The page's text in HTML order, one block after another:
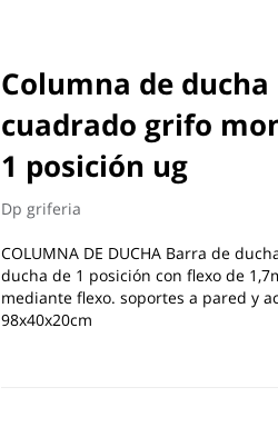
Columna de
cuadrado grifo
1 posición ug
Dp griferia
COLUMNA DE DUCHA Barra de
ducha de 1 posición con flexo de
mediante flexo. soportes a pared y
98x40x20cm